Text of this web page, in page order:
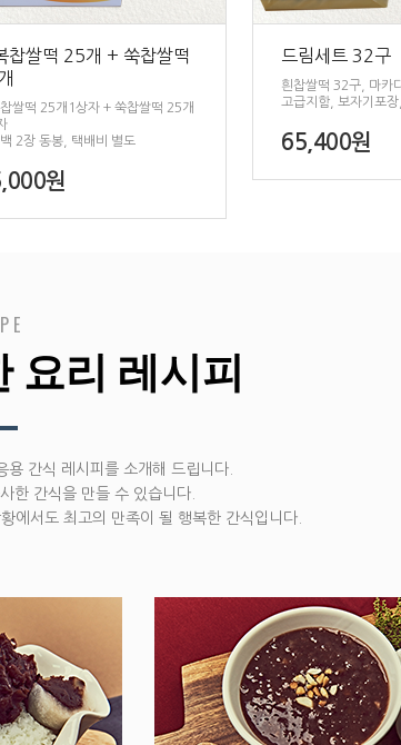
찹쌀떡 25개 + 쑥찹쌀떡
쌀떡 25개1상자 + 쑥찹쌀떡 25개
2장 동봉, 택배비 별도
원
드림세트 32구
흰찹쌀떡 32구, 마카
고급지함, 보자기포
65,400원
요리 레시피
간식 레시피를 소개해 드립니다.
한 간식을 만들 수 있습니다.
에서도 최고의 만족이 될 행복한 간식입니다.